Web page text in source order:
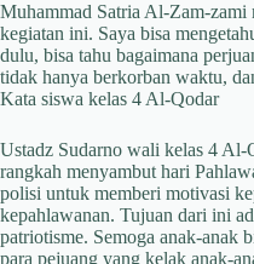
Muhammad Satria Al-Zam-zami
kegiatan ini. Saya bisa
dulu, bisa tahu bagaimana
tidak hanya berkorban waktu,
Kata siswa kelas 4 Al-Qodar
Ustadz Sudarno wali kelas 4 Al-
rangkah menyambut hari
polisi untuk memberi motivasi
kepahlawanan. Tujuan dari ini
patriotisme. Semoga anak-anak
para pejuang yang kelak anak-